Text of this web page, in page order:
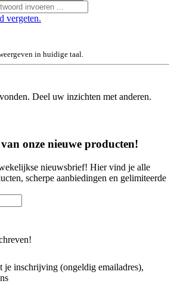
vergeten.
in huidige taal.
Deel uw inzichten met anderen.
onze nieuwe producten!
nieuwsbrief! Hier vind je alle
scherpe aanbiedingen en gelimiteerde
je inschrijving (ongeldig emailadres),